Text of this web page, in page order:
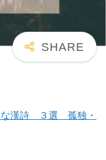
な漢詩 ３選 孤独・